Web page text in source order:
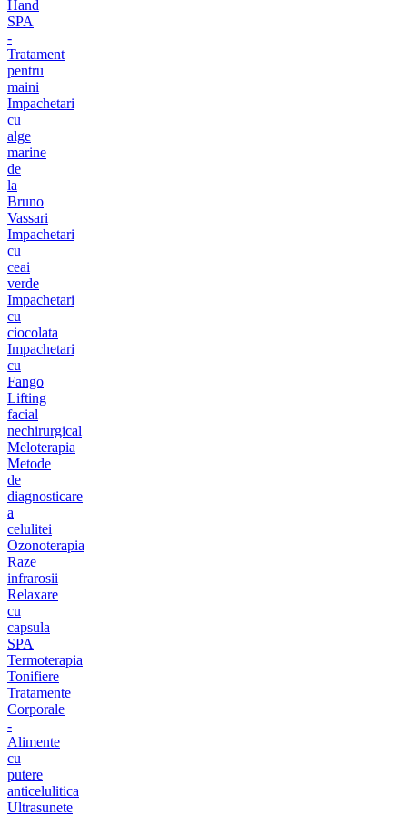
Hand
SPA
-
Tratament
pentru
maini
Impachetari
cu
alge
marine
de
la
Bruno
Vassari
Impachetari
cu
ceai
verde
Impachetari
cu
ciocolata
Impachetari
cu
Fango
Lifting
facial
nechirurgical
Meloterapia
Metode
de
diagnosticare
a
celulitei
Ozonoterapia
Raze
infrarosii
Relaxare
cu
capsula
SPA
Termoterapia
Tonifiere
Tratamente
Corporale
-
Alimente
cu
putere
anticelulitica
Ultrasunete